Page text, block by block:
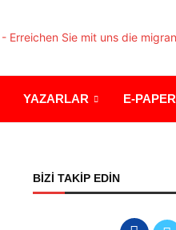
YAZARLAR E-PAPER
BİZİ TAKİP EDİN